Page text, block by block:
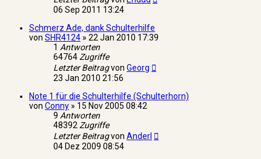
06 Sep 2011 13:24
Schmerz Ade, dank Schulterhilfe
von SHR4124 » 22 Jan 2010 17:39
1 Antworten
64764Zugriffe
Letzter Beitragvon Georg
23 Jan 2010 21:56
Note 1 für die Schulterhilfe (Schulterhorn)
von Conny » 15 Nov 2005 08:42
9 Antworten
48392Zugriffe
Letzter Beitragvon Anderl
04 Dez 2009 08:54